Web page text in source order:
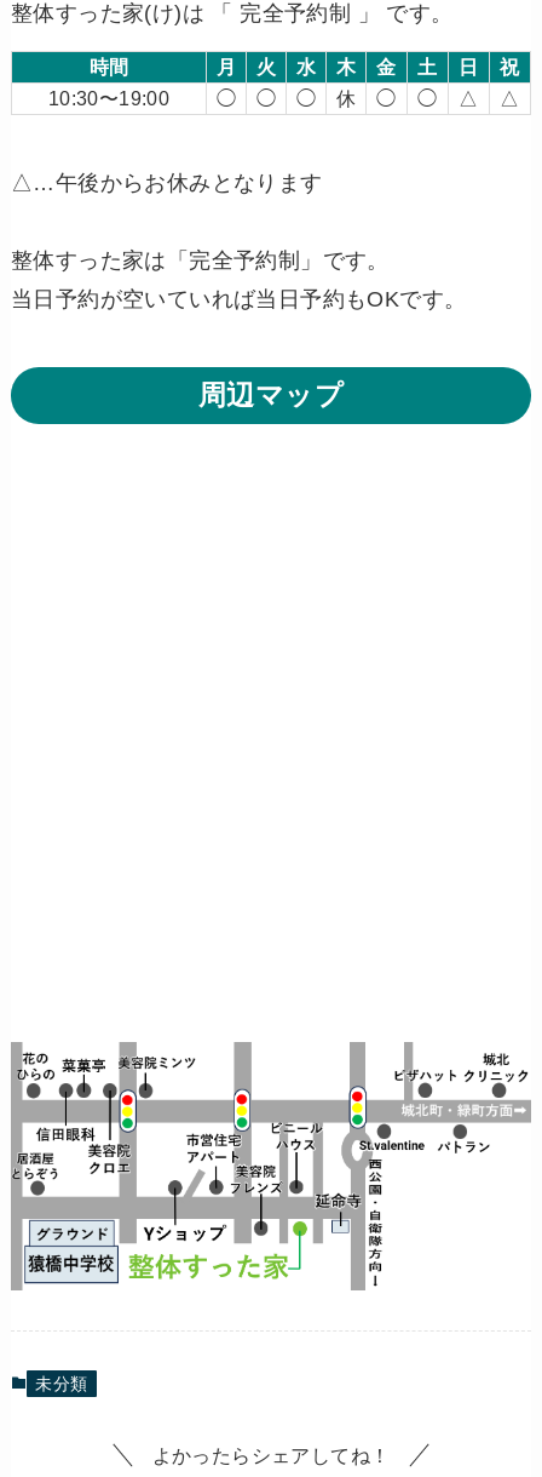
整体すった家(け)は 「 完全予約制 」 です。
時間 月 火 水 木 金 土 日
祝
10:30〜19:00
◯ ◯ ◯ 休 ◯ ◯ △ △
△…午後からお休みとなります
整体すった家は「完全予約制」です。
当日予約が空いていれば当日予約もOKです。
周辺マップ
未分類
よかったらシェアしてね！